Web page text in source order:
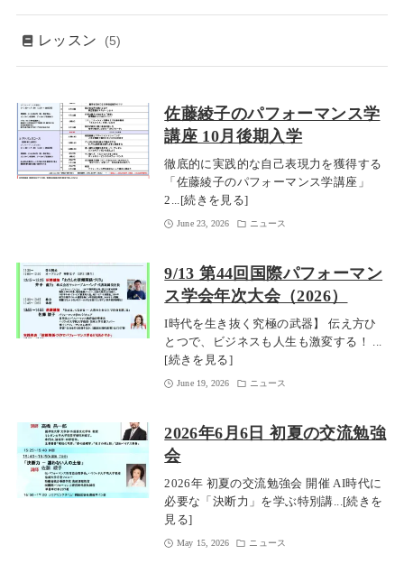
レッスン (5)
佐藤綾子のパフォーマンス学
講座 10月後期入学
徹底的に実践的な自己表現力を獲得する
「佐藤綾子のパフォーマンス学講座」
2...[続きを見る]
June 23, 2026 ニュース
9/13 第44回国際パフォーマン
ス学会年次大会（2026）
I時代を生き抜く究極の武器】 伝え方ひ
とつで、ビジネスも人生も激変する！ ...
[続きを見る]
June 19, 2026 ニュース
2026年6月6日 初夏の交流勉強
会
2026年 初夏の交流勉強会 開催 AI時代に
必要な「決断力」を学ぶ特別講...[続きを
見る]
May 15, 2026 ニュース